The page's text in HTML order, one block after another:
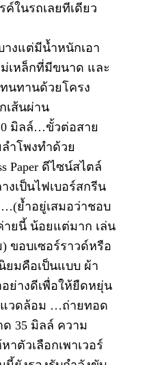
ในรถเลยทีเดียว
างแต่มีน้ำหนักเอา
เหล็กที่มีขนาด และ
นทานด้วยโครง
เส้นผ่าน
มิลล์…ขั้วต่อสาย
ำโพงทำด้วย
Paper ดีไซน์สไตล์
งเป็นไฟเบอร์สกรีน
ย้ำอยู่เสมอว่าชอบ
ายนี้ น้อยแต่มาก เล่น
ขอบเซอร์ราวด์หรือ
ยมคือเป็นแบบ ผ้า
อย่างดีเพื่อให้ยืดหยุ่น
วดล้อม …ถ่ายทอด
35 มิลล์ ความ
ตัวเลือกเพาเวอร์